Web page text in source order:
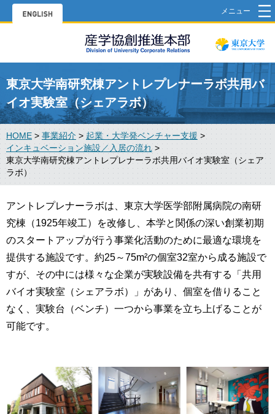
メニュー
東京大学南研究棟アントレプレナーラボ共用バ
イオ実験室（シェアラボ）
HOME > 事業紹介 > 起業・大学発ベンチャー支援 >
インキュベーション施設／入居の流れ >
東京大学南研究棟アントレプレナーラボ共用バイオ実験室（シェア
ラボ）
アントレプレナーラボは、東京大学医学部附属病院の南研
究棟（1925年竣工）を改修し、本学と関係の深い創業初期
のスタートアップが行う事業化活動のために最適な環境を
提供する施設です。約25～75m²の個室32室から成る施設で
すが、その中には様々な企業が実験設備を共有する「共用
バイオ実験室（シェアラボ）」があり、個室を借りること
なく、実験台（ベンチ）一つから事業を立ち上げることが
可能です。